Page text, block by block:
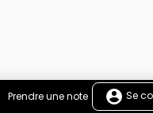
Prendre une note Se